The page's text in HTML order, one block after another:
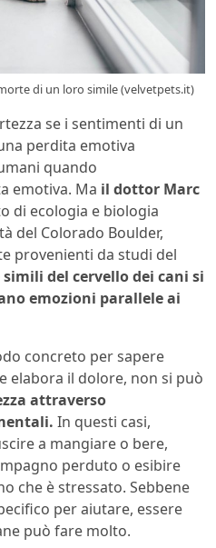
di un loro simile (velvetpets.it)
se i sentimenti di un
perdita emotiva
quando
emotiva. Ma il dottor Marc
di ecologia e biologia
del Colorado Boulder,
provenienti da studi del
simili del cervello dei cani si
emozioni parallele ai
concreto per sapere
elabora il dolore, non si può
attraverso
In questi casi,
a mangiare o bere,
perduto o esibire
che è stressato. Sebbene
per aiutare, essere
può fare molto.